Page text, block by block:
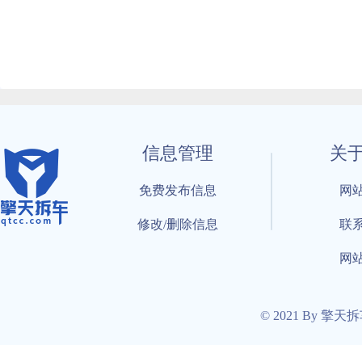
信息管理
免费发布信息
修改/删除信息
关
网
联
网
© 2021 By 擎天